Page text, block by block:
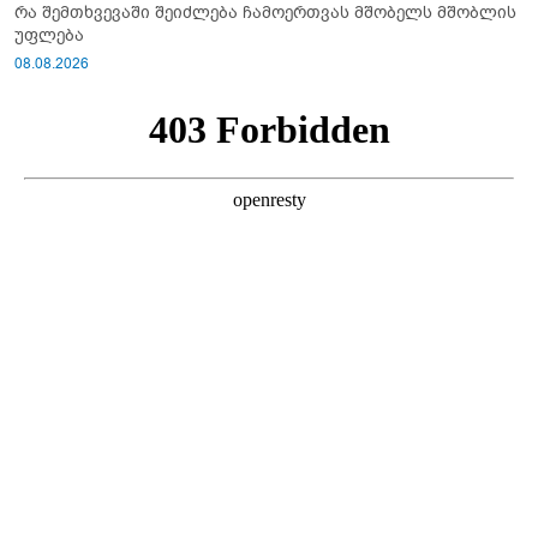
რა შემთხვევაში შეიძლება ჩამოერთვას მშობელს მშობლის
უფლება
08.08.2026